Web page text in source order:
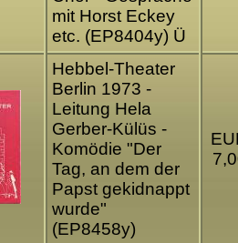
mit Horst Eckey
etc. (EP8404y) Ü
Hebbel-Theater
Berlin 1973 -
Leitung Hela
Gerber-Külüs -
Komödie "Der
Tag, an dem der
Papst gekidnappt
wurde"
(EP8458y)